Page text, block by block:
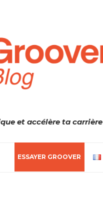
et accélère ta carrière
ESSAYER GROOVER